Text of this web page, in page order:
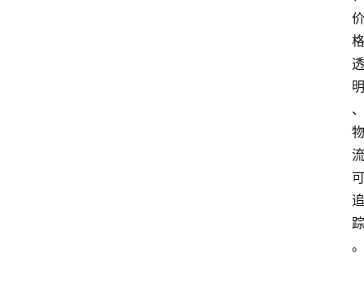
价
格
透
明
、
物
流
可
追
踪
。